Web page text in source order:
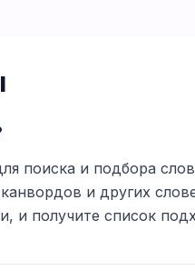
поиска и подбора
и других
и получите список